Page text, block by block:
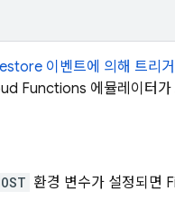
이벤트에 의해 트리거
Functions 에뮬레이터가
환경 변수가 설정되면